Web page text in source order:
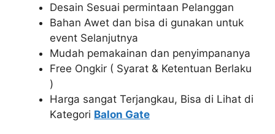
Desain Sesuai permintaan Pelanggan
Bahan Awet dan bisa di gunakan untuk
event Selanjutnya
Mudah pemakainan dan penyimpananya
Free Ongkir ( Syarat & Ketentuan Berlaku
)
Harga sangat Terjangkau, Bisa di Lihat di
Kategori Balon Gate